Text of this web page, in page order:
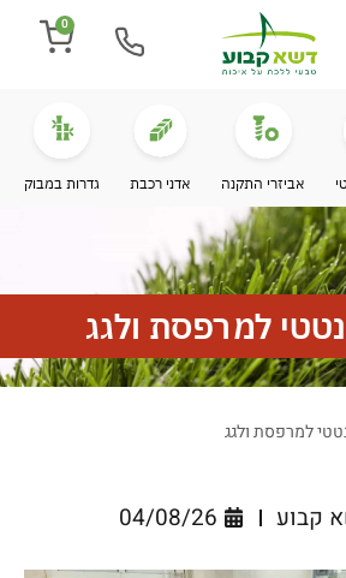
0
אביזרי התקנה אדני רכבת גדרות במבוק
למרפסת ולגג
למרפסת ולגג
קבוע 04/08/26